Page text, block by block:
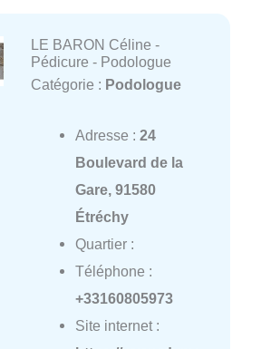
LE BARON Céline -
Pédicure - Podologue
Catégorie : Podologue
Adresse : 24
Boulevard de la
Gare, 91580
Étréchy
Quartier :
Téléphone :
+33160805973
Site internet :